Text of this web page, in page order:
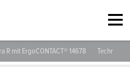
R mit ErgoCONTACT® 14678